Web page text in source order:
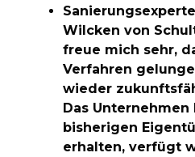
Wilcken von
freue mich sehr,
Verfahren
wieder
Das
bisherigen
erhalten, verfügt